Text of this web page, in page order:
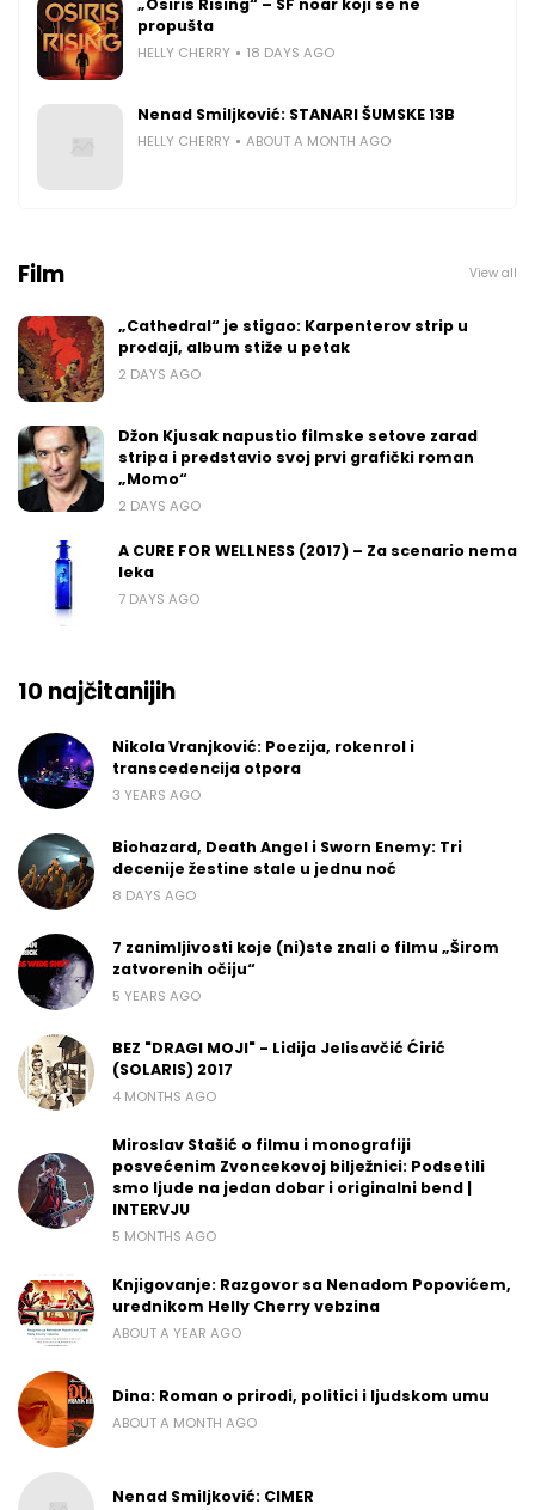
propušta
HELLY CHERRY 18 DAYS AGO
Nenad Smiljković: STANARI ŠUMSKE 13B
HELLY CHERRY ABOUT A MONTH AGO
Film View all
„Cathedral“ je stigao: Karpenterov strip u
prodaji, album stiže u petak
2 DAYS AGO
Džon Kjusak napustio filmske setove zarad
stripa i predstavio svoj prvi grafički roman
„Momo“
2 DAYS AGO
A CURE FOR WELLNESS (2017) – Za scenario nema
leka
7 DAYS AGO
10 najčitanijih
Nikola Vranjković: Poezija, rokenrol i
transcedencija otpora
3 YEARS AGO
Biohazard, Death Angel i Sworn Enemy: Tri
decenije žestine stale u jednu noć
8 DAYS AGO
7 zanimljivosti koje (ni)ste znali o filmu „Širom
zatvorenih očiju“
5 YEARS AGO
BEZ "DRAGI MOJI" - Lidija Jelisavčić Ćirić
(SOLARIS) 2017
4 MONTHS AGO
Miroslav Stašić o filmu i monografiji
posvećenim Zvoncekovoj bilježnici: Podsetili
smo ljude na jedan dobar i originalni bend |
INTERVJU
5 MONTHS AGO
Knjigovanje: Razgovor sa Nenadom Popovićem,
urednikom Helly Cherry vebzina
ABOUT A YEAR AGO
Dina: Roman o prirodi, politici i ljudskom umu
ABOUT A MONTH AGO
Nenad Smiljković: CIMER